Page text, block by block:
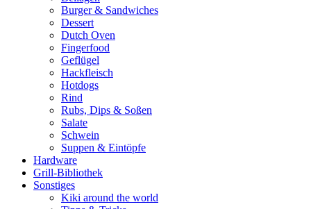
Burger & Sandwiches
Dessert
Dutch Oven
Fingerfood
Geflügel
Hackfleisch
Hotdogs
Rind
Rubs, Dips & Soßen
Salate
Schwein
Suppen & Eintöpfe
Hardware
Grill-Bibliothek
Sonstiges
Kiki around the world